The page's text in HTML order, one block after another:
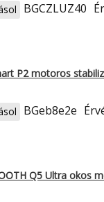
BGCZLUZ40
P2 motoros
BGeb8e2e
Q5 Ultra okos